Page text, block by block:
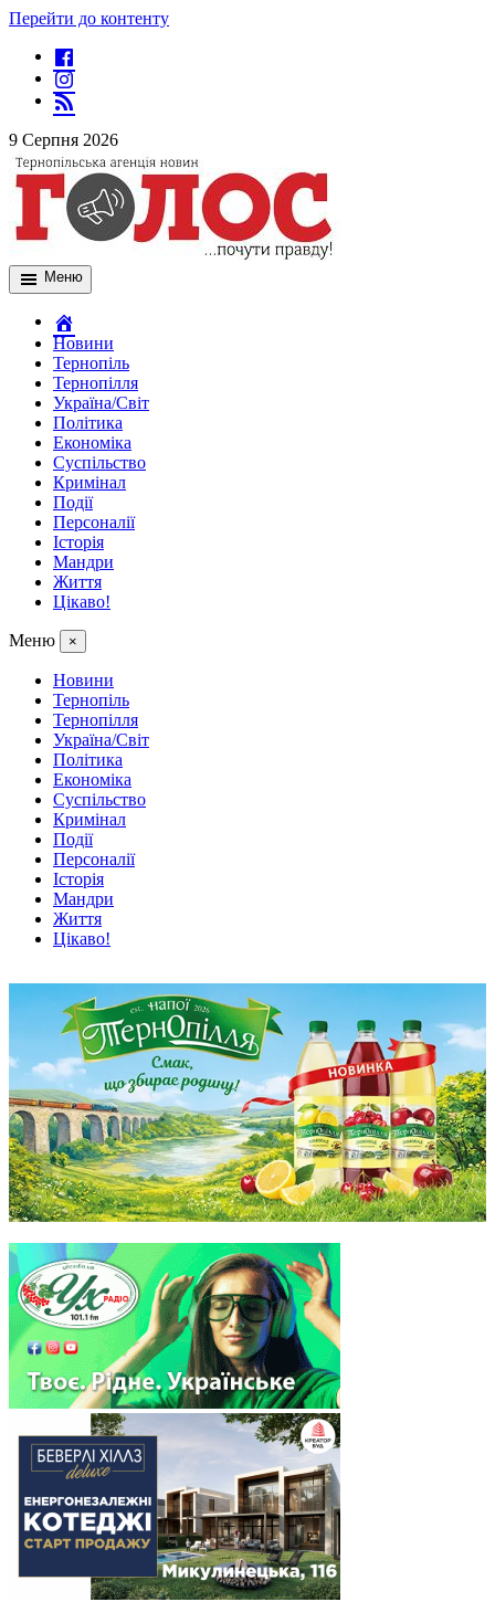
Перейти до контенту
9 Серпня 2026
Меню
Новини
Тернопіль
Тернопілля
Україна/Світ
Політика
Економіка
Суспільство
Кримінал
Події
Персоналії
Історія
Мандри
Життя
Цікаво!
Меню ×
Новини
Тернопіль
Тернопілля
Україна/Світ
Політика
Економіка
Суспільство
Кримінал
Події
Персоналії
Історія
Мандри
Життя
Цікаво!